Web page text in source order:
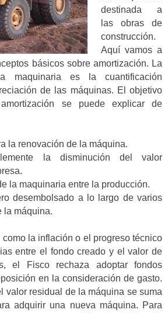
destinada a
las obras de
construcción.
Aquí vamos a
básicos sobre amortización. La
maquinaria es la cuantificación
de las máquinas. El objetivo
se puede explicar de
la renovación de la máquina.
la disminución del valor
la maquinaria entre la producción.
desembolsado a lo largo de varios
la máquina.
como la inflación o el progreso técnico
entre el fondo creado y el valor de
el Fisco rechaza adoptar fondos
en la consideración de gasto.
valor residual de la máquina se suma
adquirir una nueva máquina. Para